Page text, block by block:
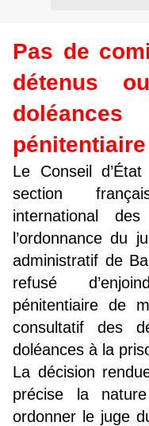
Pas de
détenus
Le Conseil
section
international
l’ordonnance du
administratif de
refusé
pénitentiaire de
consultatif des
doléances à la
La décision
précise la
ordonner le juge